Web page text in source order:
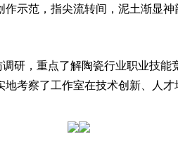
示范，指尖流转间，泥土渐显
研，重点了解陶瓷行业职业技
考察了工作室在技术创新、人才